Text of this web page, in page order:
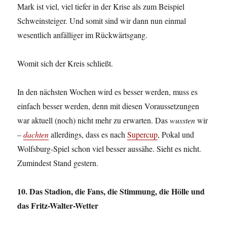
Mark ist viel, viel tiefer in der Krise als zum Beispiel
Schweinsteiger. Und somit sind wir dann nun einmal
wesentlich anfälliger im Rückwärtsgang.
Womit sich der Kreis schließt.
In den nächsten Wochen wird es besser werden, muss es
einfach besser werden, denn mit diesen Voraussetzungen
war aktuell (noch) nicht mehr zu erwarten. Daswusstenwir
–dachtenallerdings, dass es nachSupercup, Pokal und
Wolfsburg-Spiel schon viel besser aussähe. Sieht es nicht.
Zumindest Stand gestern.
10. Das Stadion, die Fans, die Stimmung, die Hölle und
das Fritz-Walter-Wetter